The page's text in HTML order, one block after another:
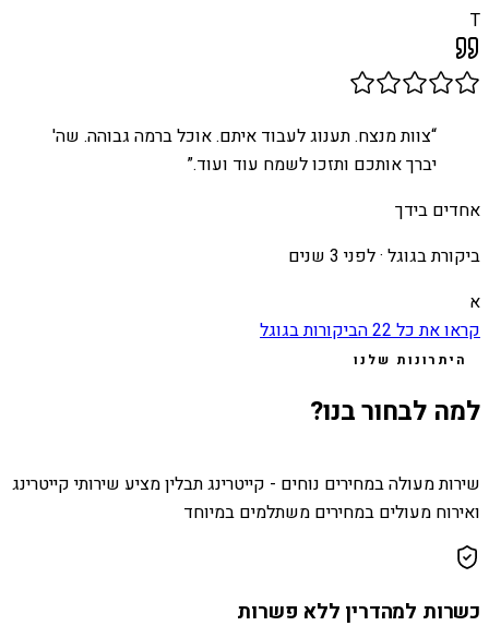
T
“צוות מנצח. תענוג לעבוד איתם. אוכל ברמה גבוהה. שה'
יברך אותכם ותזכו לשמח עוד ועוד.”
אחדים בידך
ביקורת בגוגל ·לפני 3 שנים
א
קראו את כל22הביקורות בגוגל
היתרונות שלנו
למה לבחור בנו?
שירות מעולה במחירים נוחים - קייטרינג תבלין מציע שירותי קייטרינג
ואירוח מעולים במחירים משתלמים במיוחד
כשרות למהדרין ללא פשרות